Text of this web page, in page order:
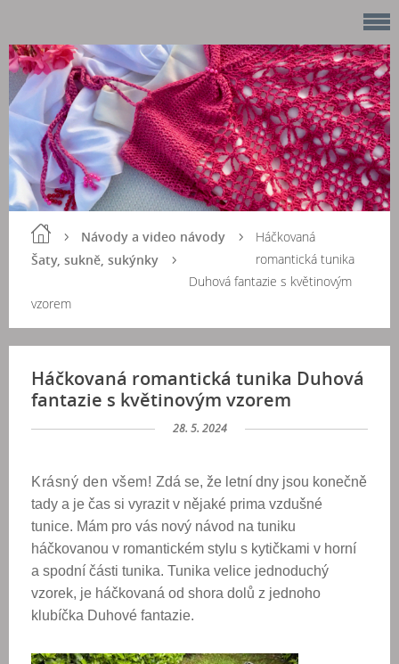
Návody a video návody
Šaty, sukně, sukýnky
Háčkovaná
romantická tunika
Duhová fantazie s květinovým
vzorem
Háčkovaná romantická tunika Duhová
fantazie s květinovým vzorem
28. 5. 2024
Krásný den všem! Zdá se, že letní dny jsou konečně
tady a je čas si vyrazit v nějaké prima vzdušné
tunice. Mám pro vás nový návod na tuniku
háčkovanou v romantickém stylu s kytičkami v horní
a spodní části tunika. Tunika velice jednoduchý
vzorek, je háčkovaná od shora dolů z jednoho
klubíčka Duhové fantazie.